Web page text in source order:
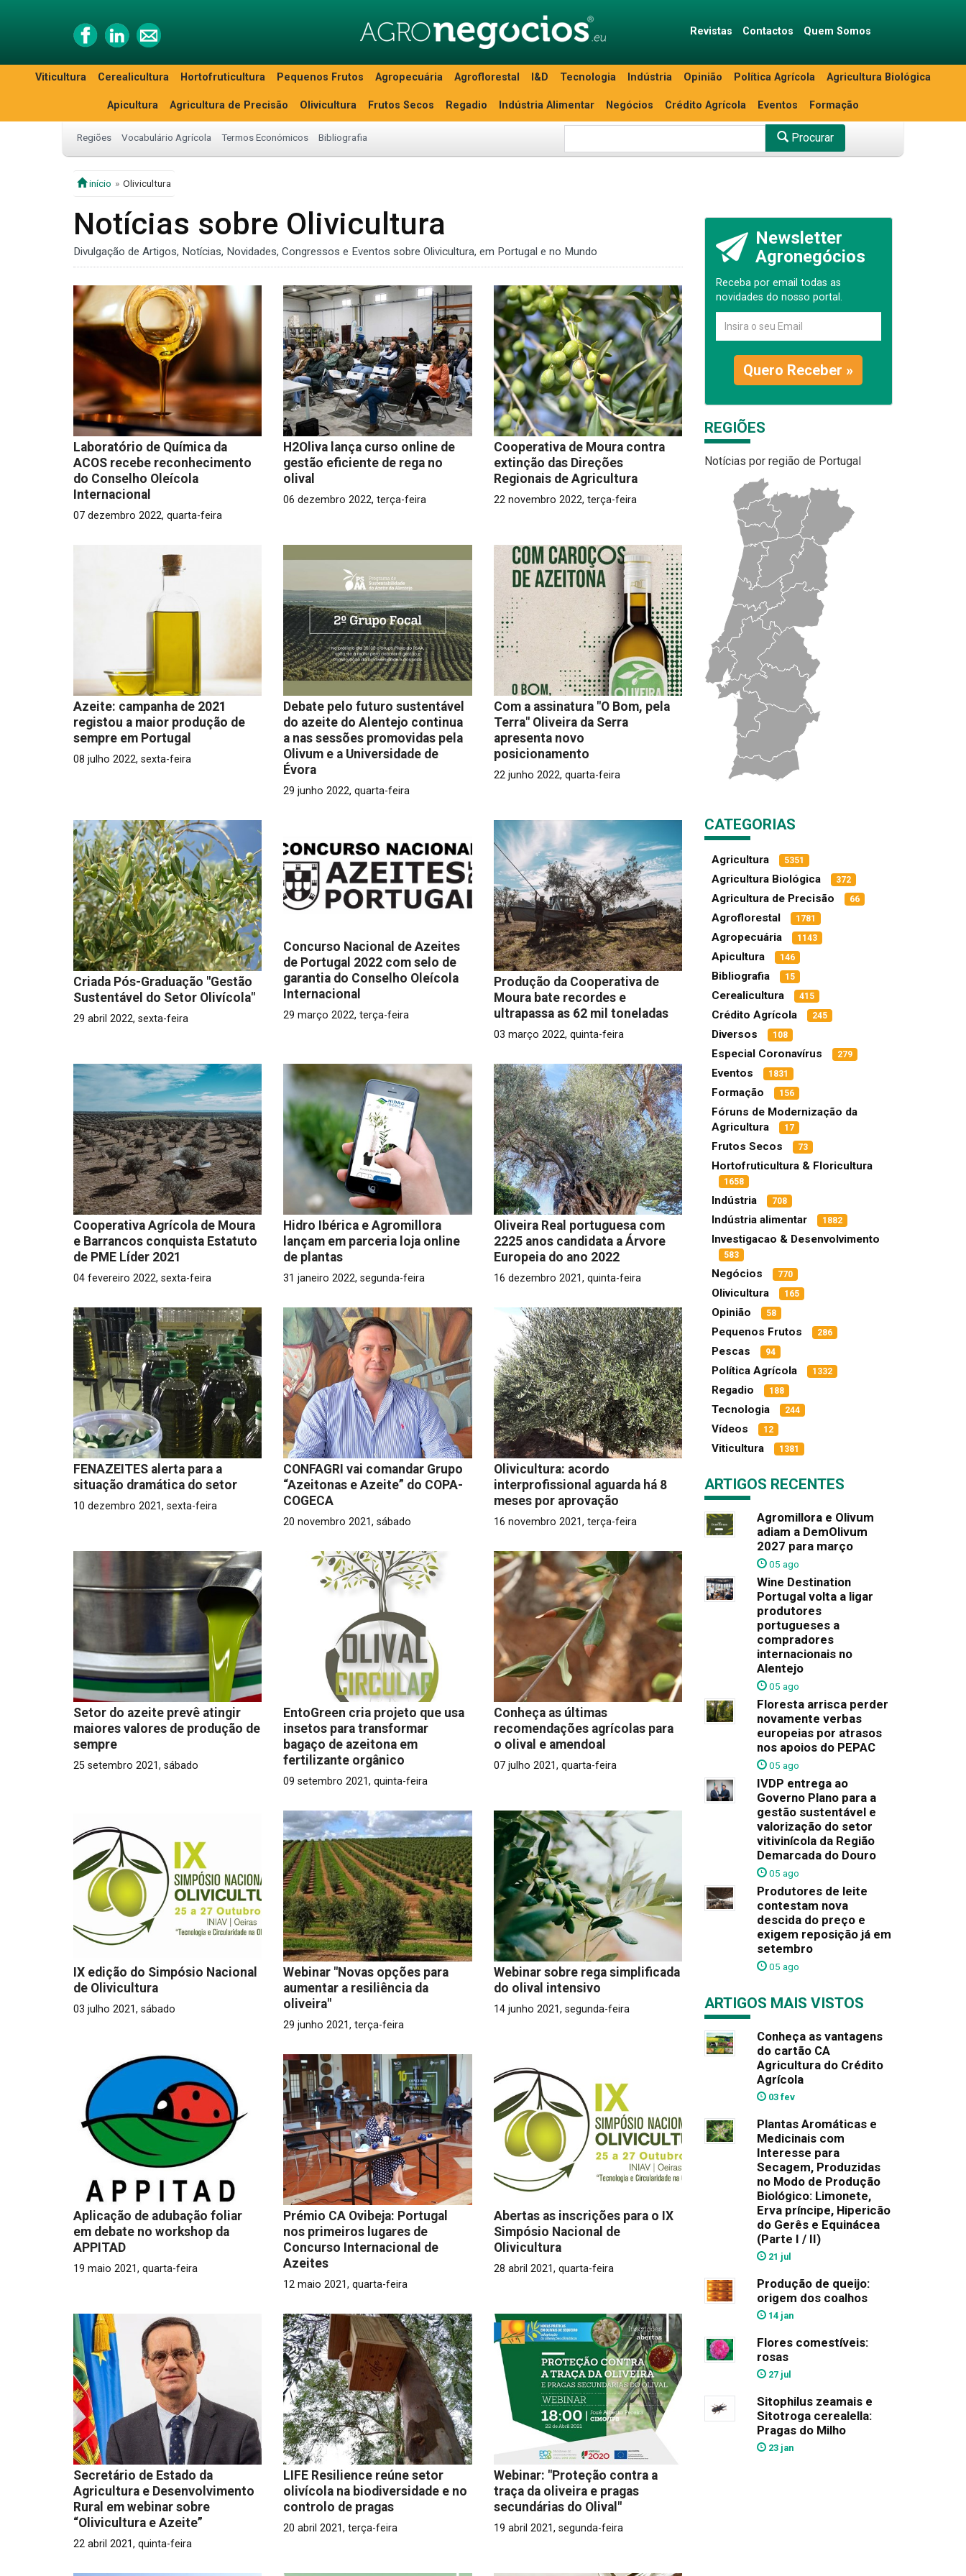
Revistas Contactos Quem Somos
Viticultura Cerealicultura Hortofruticultura Pequenos Frutos Agropecuária Agroflorestal I&D Tecnologia Indústria Opinião Política Agrícola Agricultura Biológica
Apicultura Agricultura de Precisão Olivicultura Frutos Secos Regadio Indústria Alimentar Negócios Crédito Agrícola Eventos Formação
Regiões Vocabulário Agrícola Termos Económicos Bibliografia Procurar
início Olivicultura
Notícias sobre Olivicultura
Divulgação de Artigos, Notícias, Novidades, Congressos e Eventos sobre Olivicultura, em Portugal e no Mundo
Laboratório de Química da
ACOS recebe reconhecimento
do Conselho Oleícola
Internacional
07 dezembro 2022, quarta-feira
H2Oliva lança curso online de
gestão eficiente de rega no
olival
06 dezembro 2022, terça-feira
Cooperativa de Moura contra
extinção das Direções
Regionais de Agricultura
22 novembro 2022, terça-feira
Azeite: campanha de 2021
registou a maior produção de
sempre em Portugal
08 julho 2022, sexta-feira
Debate pelo futuro sustentável
do azeite do Alentejo continua
a nas sessões promovidas pela
Olivum e a Universidade de
Évora
29 junho 2022, quarta-feira
Com a assinatura "O Bom, pela
Terra" Oliveira da Serra
apresenta novo
posicionamento
22 junho 2022, quarta-feira
Criada Pós-Graduação "Gestão
Sustentável do Setor Olivícola"
29 abril 2022, sexta-feira
Concurso Nacional de Azeites
de Portugal 2022 com selo de
garantia do Conselho Oleícola
Internacional
29 março 2022, terça-feira
Produção da Cooperativa de
Moura bate recordes e
ultrapassa as 62 mil toneladas
03 março 2022, quinta-feira
Cooperativa Agrícola de Moura
e Barrancos conquista Estatuto
de PME Líder 2021
04 fevereiro 2022, sexta-feira
Hidro Ibérica e Agromillora
lançam em parceria loja online
de plantas
31 janeiro 2022, segunda-feira
Oliveira Real portuguesa com
2225 anos candidata a Árvore
Europeia do ano 2022
16 dezembro 2021, quinta-feira
FENAZEITES alerta para a
situação dramática do setor
10 dezembro 2021, sexta-feira
CONFAGRI vai comandar Grupo
“Azeitonas e Azeite” do COPA-
COGECA
20 novembro 2021, sábado
Olivicultura: acordo
interprofissional aguarda há 8
meses por aprovação
16 novembro 2021, terça-feira
Setor do azeite prevê atingir
maiores valores de produção de
sempre
25 setembro 2021, sábado
EntoGreen cria projeto que usa
insetos para transformar
bagaço de azeitona em
fertilizante orgânico
09 setembro 2021, quinta-feira
Conheça as últimas
recomendações agrícolas para
o olival e amendoal
07 julho 2021, quarta-feira
IX edição do Simpósio Nacional
de Olivicultura
03 julho 2021, sábado
Webinar "Novas opções para
aumentar a resiliência da
oliveira"
29 junho 2021, terça-feira
Webinar sobre rega simplificada
do olival intensivo
14 junho 2021, segunda-feira
Aplicação de adubação foliar
em debate no workshop da
APPITAD
19 maio 2021, quarta-feira
Prémio CA Ovibeja: Portugal
nos primeiros lugares de
Concurso Internacional de
Azeites
12 maio 2021, quarta-feira
Abertas as inscrições para o IX
Simpósio Nacional de
Olivicultura
28 abril 2021, quarta-feira
Secretário de Estado da
Agricultura e Desenvolvimento
Rural em webinar sobre
“Olivicultura e Azeite”
22 abril 2021, quinta-feira
LIFE Resilience reúne setor
olivícola na biodiversidade e no
controlo de pragas
20 abril 2021, terça-feira
Webinar: "Proteção contra a
traça da oliveira e pragas
secundárias do Olival"
19 abril 2021, segunda-feira
Newsletter
Agronegócios
Receba por email todas as
novidades do nosso portal.
Quero Receber »
REGIÕES
Notícias por região de Portugal
CATEGORIAS
Agricultura 5351
Agricultura Biológica 372
Agricultura de Precisão 66
Agroflorestal 1781
Agropecuária 1143
Apicultura 146
Bibliografia 15
Cerealicultura 415
Crédito Agrícola 245
Diversos 108
Especial Coronavírus 279
Eventos 1831
Formação 156
Fóruns de Modernização da
Agricultura
17
Frutos Secos 73
Hortofruticultura & Floricultura
1658
Indústria 708
Indústria alimentar 1882
Investigacao & Desenvolvimento
583
Negócios 770
Olivicultura 165
Opinião 58
Pequenos Frutos 286
Pescas 94
Política Agrícola 1332
Regadio 188
Tecnologia 244
Vídeos 12
Viticultura 1381
ARTIGOS RECENTES
Agromillora e Olivum
adiam a DemOlivum
2027 para março
05 ago
Wine Destination
Portugal volta a ligar
produtores
portugueses a
compradores
internacionais no
Alentejo
05 ago
Floresta arrisca perder
novamente verbas
europeias por atrasos
nos apoios do PEPAC
05 ago
IVDP entrega ao
Governo Plano para a
gestão sustentável e
valorização do setor
vitivinícola da Região
Demarcada do Douro
05 ago
Produtores de leite
contestam nova
descida do preço e
exigem reposição já em
setembro
05 ago
ARTIGOS MAIS VISTOS
Conheça as vantagens
do cartão CA
Agricultura do Crédito
Agrícola
03 fev
Plantas Aromáticas e
Medicinais com
Interesse para
Secagem, Produzidas
no Modo de Produção
Biológico: Limonete,
Erva príncipe, Hipericão
do Gerês e Equinácea
(Parte I / II)
21 jul
Produção de queijo:
origem dos coalhos
14 jan
Flores comestíveis:
rosas
27 jul
Sitophilus zeamais e
Sitotroga cerealella:
Pragas do Milho
23 jan